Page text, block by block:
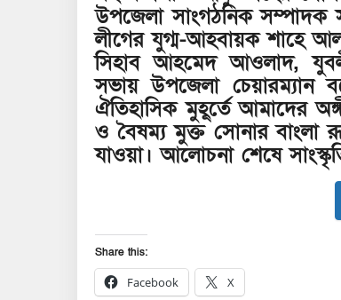
উপজেলা সাংগঠনিক সম্পাদক
লীগের যুগ্ম-আহবায়ক শাহে
সিহাব আহমেদ আওলাদ,
সভায় উপজেলা চেয়ারম্যান
ঐতিহাসিক মুহূর্তে আমাদের
ও বৈষম্য মুক্ত সোনার বাংলা
যাওয়া। আলোচনা শেষে
Share this:
Facebook X